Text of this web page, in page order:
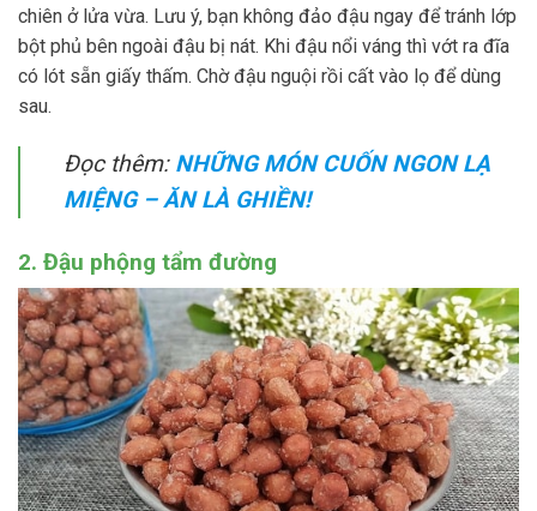
chiên ở lửa vừa. Lưu ý, bạn không đảo đậu ngay để tránh lớp
bột phủ bên ngoài đậu bị nát. Khi đậu nổi váng thì vớt ra đĩa
có lót sẵn giấy thấm. Chờ đậu nguội rồi cất vào lọ để dùng
sau.
Đọc thêm: NHỮNG MÓN CUỐN NGON LẠ
MIỆNG – ĂN LÀ GHIỀN!
2. Đậu phộng tẩm đường